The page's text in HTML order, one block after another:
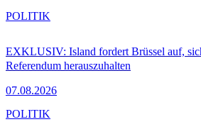
EXKLUSIV: Island fordert Brüssel auf,
Referendum herauszuhalten
07.08.2026
POLITIK
POLITIK